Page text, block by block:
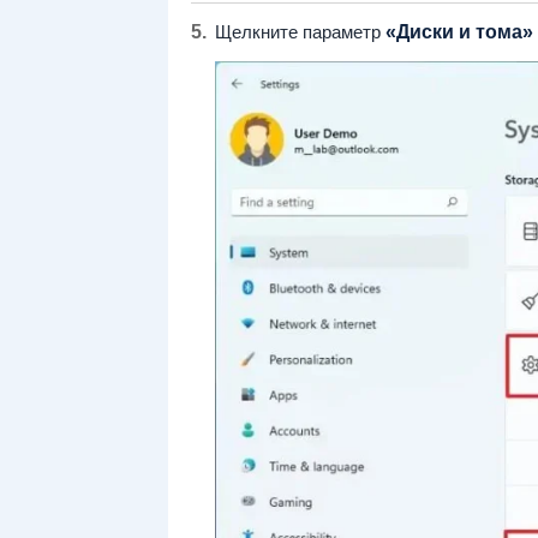
Щелкните параметр «Диски и тома»